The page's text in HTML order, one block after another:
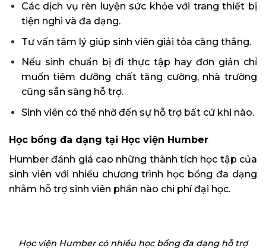
Các dịch vụ rèn luyện sức khỏe với trang thiết bị
tiện nghi và đa dạng.
Tư vấn tâm lý giúp sinh viên giải tỏa căng thẳng.
Nếu sinh chuẩn bị đi thực tập hay đơn giản chỉ
muốn tiêm dưỡng chất tăng cường, nhà trường
cũng sẵn sàng hỗ trợ.
Sinh viên có thể nhờ đến sự hỗ trợ bất cứ khi nào.
Học bổng đa dạng tại Học viện Humber
Humber đánh giá cao những thành tích học tập của
sinh viên với nhiều chương trình học bổng đa dạng
nhằm hỗ trợ sinh viên phần nào chi phí đại học.
Học viện Humber có nhiều học bổng đa dạng hỗ trợ